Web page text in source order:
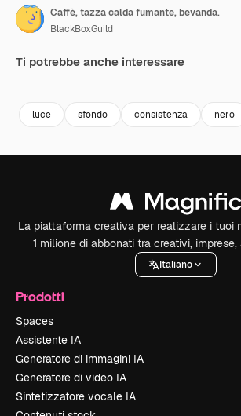
Caffè, tazza calda fumante, bevanda.
BlackBoxGuild
Ti potrebbe anche interessare
luce sfondo consistenza nero
La piattaforma creativa per realizzare i tuoi
1 milione di abbonati tra creativi,
Italiano
Prodotti
Spaces
Assistente IA
Generatore di immagini IA
Generatore di video IA
Sintetizzatore vocale IA